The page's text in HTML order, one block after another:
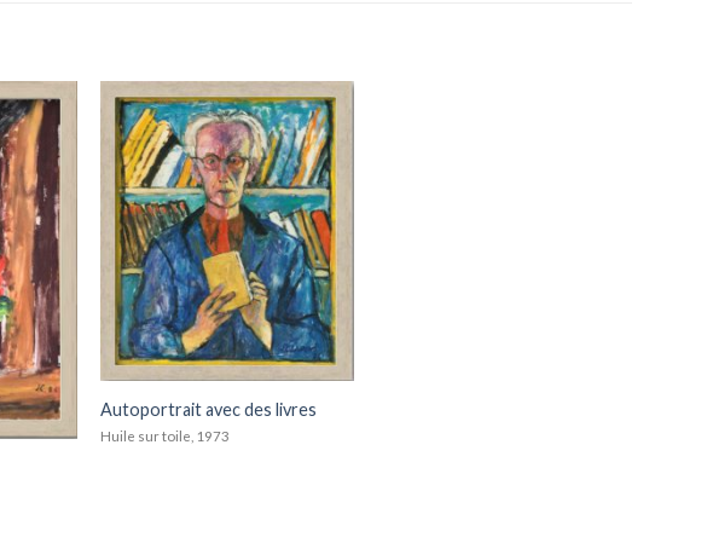
Add to
wishlist
Add to
wishlist
Autoportrait avec des livres
Huile sur toile, 1973